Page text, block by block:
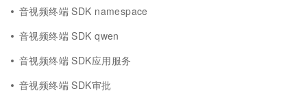
音视频终端 SDK namespace
音视频终端 SDK qwen
音视频终端 SDK应用服务
音视频终端 SDK审批